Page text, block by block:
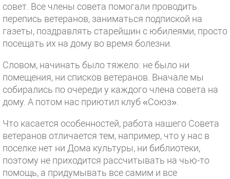
совет. Все члены совета помогали проводить
перепись ветеранов, заниматься подпиской на
газеты, поздравлять старейшин с юбилеями, просто
посещать их на дому во время болезни.
Словом, начинать было тяжело: не было ни
помещения, ни списков ветеранов. Вначале мы
собирались по очереди у каждого члена совета на
дому. А потом нас приютил клуб «Союз».
Что касается особенностей, работа нашего Совета
ветеранов отличается тем, например, что у нас в
поселке нет ни Дома культуры, ни библиотеки,
поэтому не приходится рассчитывать на чью-то
помощь, а придумывать все самим и все